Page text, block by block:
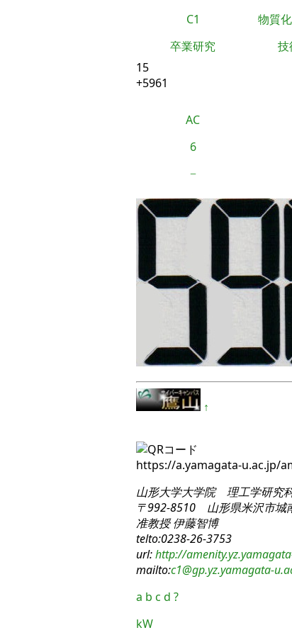
C1 物質
卒業研究
技
15
+5961
AC
6
−
↑
https://a.yamagata-u.ac.jp/
山形大学大学院 理工学研究
〒992-8510 山形県米沢市城
准教授 伊藤智博
telto:0238-26-3753
url:http://
mailto:c1@gp.yz.yamagata-
a b c d ?
kW